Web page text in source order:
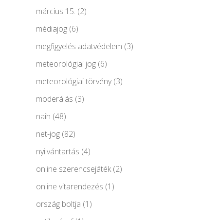
március 15. (2)
médiajog (6)
megfigyelés adatvédelem (3)
meteorológiai jog (6)
meteorológiai törvény(3)
moderálás (3)
naih (48)
net-jog (82)
nyilvántartás (4)
online szerencsejáték(2)
online vitarendezés (1)
ország boltja (1)